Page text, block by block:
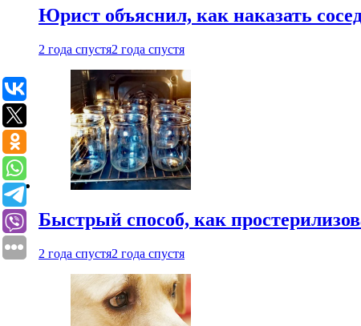
Юрист объяснил, как наказать
2 года спустя2 года спустя
Быстрый способ, как
2 года спустя2 года спустя